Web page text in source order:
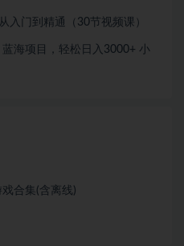
入门到精通（30节视频课）
海项目，轻松日入3000+ 小
戏合集(含离线)